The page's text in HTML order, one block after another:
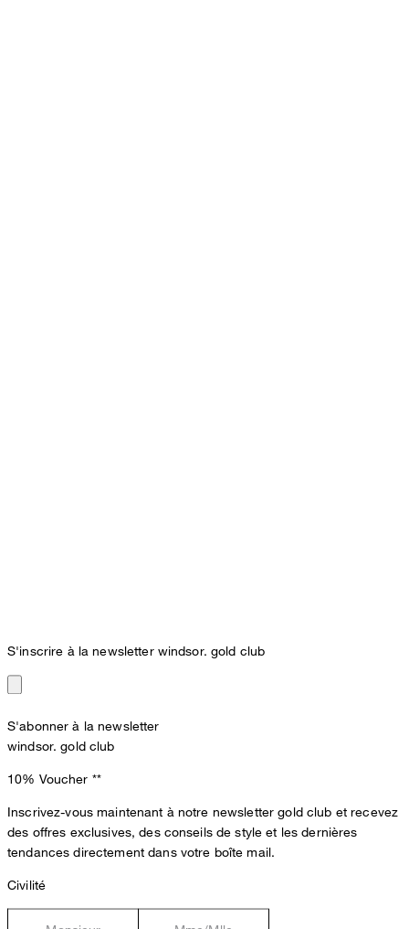
S'inscrire à la newsletter windsor. gold club
S'abonner à la newsletter
windsor. gold club
10% Voucher **
Inscrivez-vous maintenant à notre newsletter gold club et recevez
des offres exclusives, des conseils de style et les dernières
tendances directement dans votre boîte mail.
Civilité